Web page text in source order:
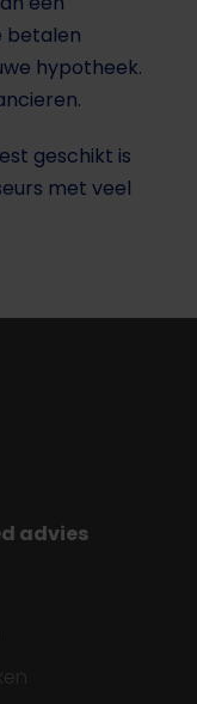
betalen
hypotheek.
geschikt is
met veel
advies